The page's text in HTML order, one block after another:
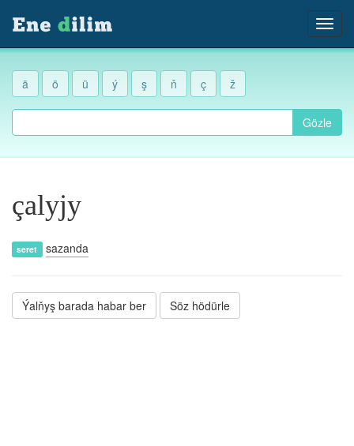
ä ö ü ý ş ň ç ž
Gözle
çalyjy
seret sazanda
Ýalňyş barada habar ber Söz hödürle